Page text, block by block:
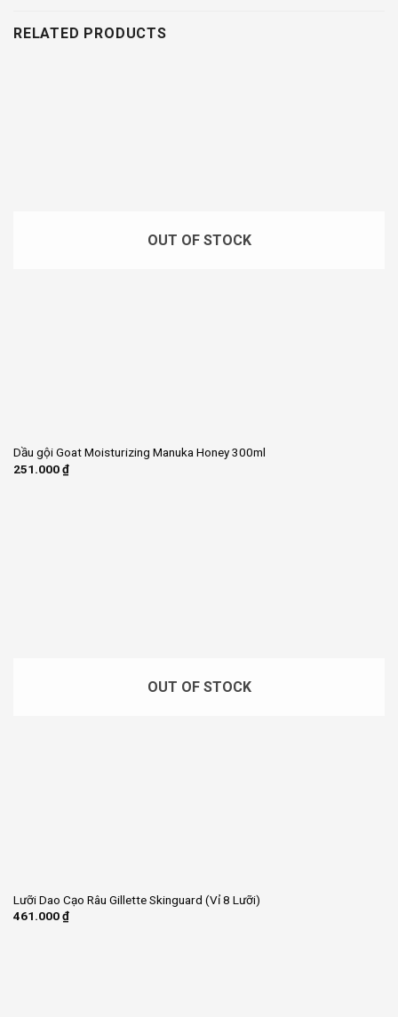
RELATED PRODUCTS
OUT OF STOCK
Dầu gội Goat Moisturizing Manuka Honey 300ml
251.000₫
OUT OF STOCK
Lưỡi Dao Cạo Râu Gillette Skinguard (Vỉ 8 Lưỡi)
461.000₫